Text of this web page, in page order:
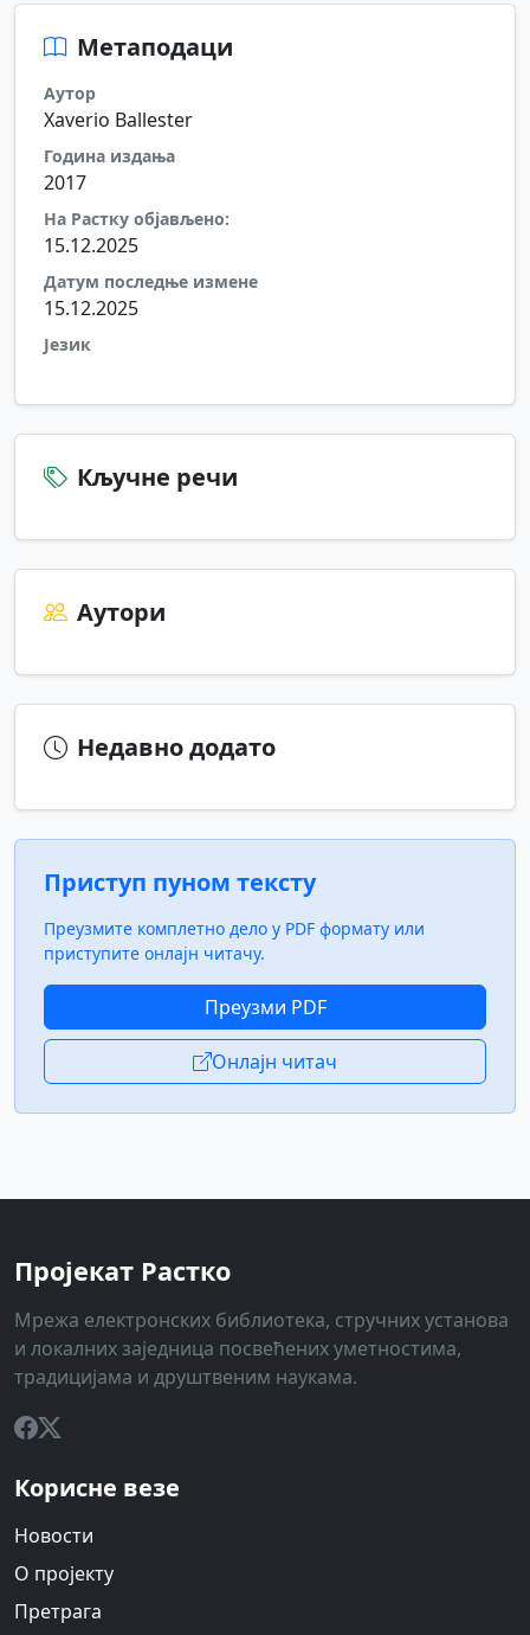
Метаподаци
Аутор
Xaverio Ballester
Година издања
2017
На Растку објављено:
15.12.2025
Датум последње измене
15.12.2025
Језик
Кључне речи
Аутори
Недавно додато
Приступ пуном тексту
Преузмите комплетно дело у PDF формату или
приступите онлајн читачу.
Преузми PDF
Онлајн читач
Пројекат Растко
Мрежа електронских библиотека, стручних установа
и локалних заједница посвећених уметностима,
традицијама и друштвеним наукама.
Корисне везе
Новости
О пројекту
Претрага